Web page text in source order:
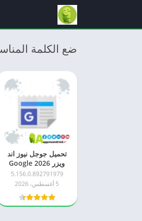
ضع الكلمة
تحميل جوجل نيوز اند
ويزر 2026 Google
News and Weather
اخر اصدار APK
5.156.0.892791979
5 أغسطس، 2026